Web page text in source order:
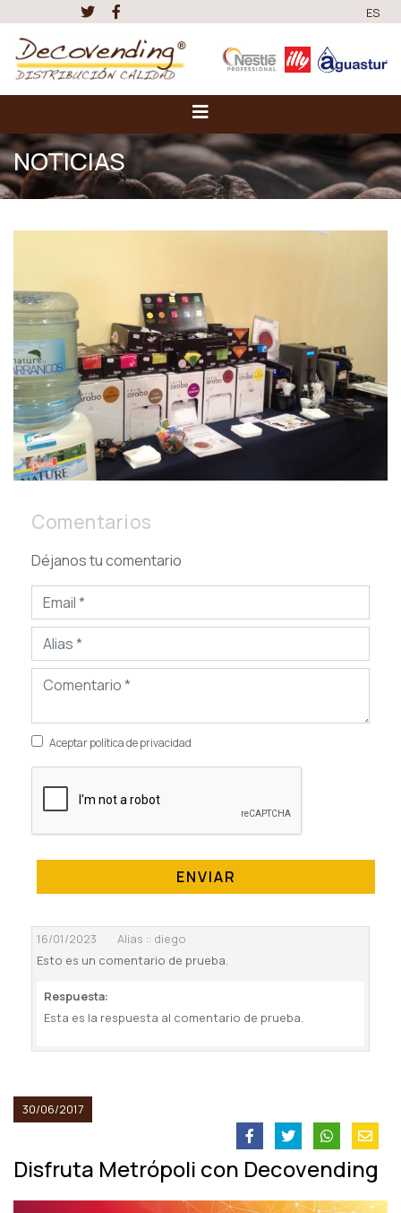
ES
NOTICIAS
Comentarios
Déjanos tu comentario
Aceptar política de privacidad
ENVIAR
16/01/2023
Alias :: diego
Esto es un comentario de prueba.
Respuesta:
Esta es la respuesta al comentario de prueba.
30/06/2017
Disfruta Metrópoli con Decovending